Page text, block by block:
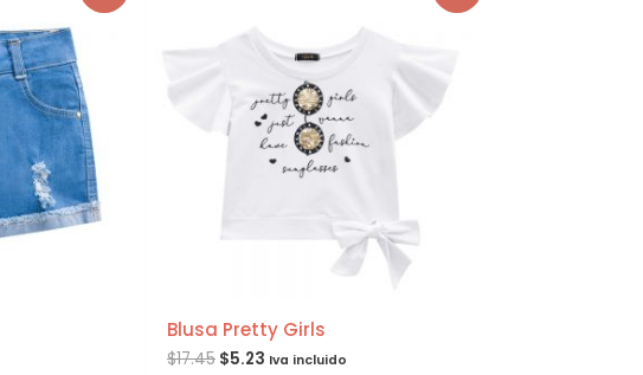
Blusa Pretty Girls
$17.45 $5.23 Iva incluido